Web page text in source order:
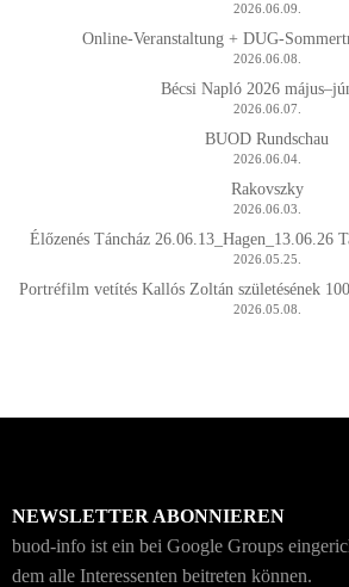
2026.06.09.
Online-Veranstaltung + DUG-
2026.06.08.
Bécsi Napló 2026
2026.06.07.
BUOD Rundschau
2026.06.04.
Rakovszky
2026.06.03.
Élőzenés Táncház 26.06.13_Hagen_13.06.26
2026.05.25.
Portréfilm vetítés Kallós Zoltán születésének
2026.05.08.
NEWSLETTER ABONNIEREN
buod-info ist ein bei Google Groups
dem alle Interessenten beitreten können.